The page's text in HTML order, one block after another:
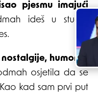
pjesmu imajući
ideš u studio
humora i
osjetila da se
kad sam prvi put